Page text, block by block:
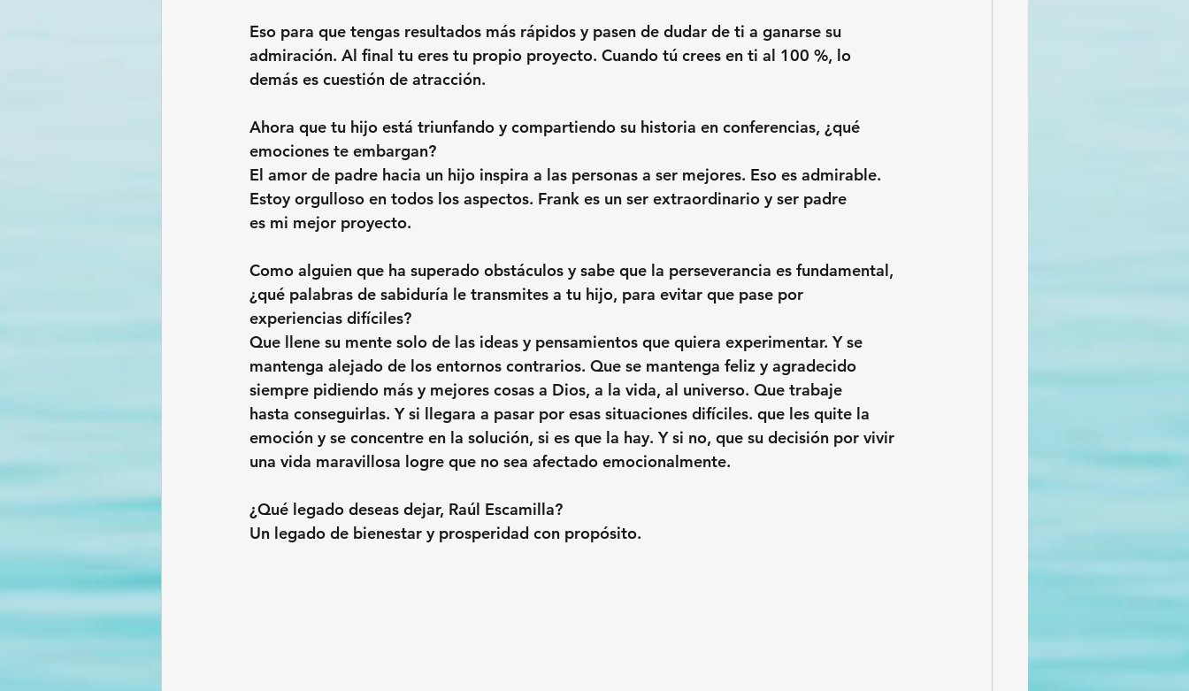
Eso para que tengas resultados más rápidos y pasen de dudar de ti a ganarse su
admiración. Al final tu eres tu propio proyecto. Cuando tú crees en ti al 100 %, lo
demás es cuestión de atracción.
Ahora que tu hijo está triunfando y compartiendo su historia en conferencias, ¿qué
emociones te embargan?
El amor de padre hacia un hijo inspira a las personas a ser mejores. Eso es admirable.
Estoy orgulloso en todos los aspectos. Frank es un ser extraordinario y ser padre
es mi mejor proyecto.
Como alguien que ha superado obstáculos y sabe que la perseverancia es fundamental,
¿qué palabras de sabiduría le transmites a tu hijo, para evitar que pase por
experiencias difíciles?
Que llene su mente solo de las ideas y pensamientos que quiera experimentar. Y se
mantenga alejado de los entornos contrarios. Que se mantenga feliz y agradecido
siempre pidiendo más y mejores cosas a Dios, a la vida, al universo. Que trabaje
hasta conseguirlas. Y si llegara a pasar por esas situaciones difíciles. que les quite la
emoción y se concentre en la solución, si es que la hay. Y si no, que su decisión por vivir
una vida maravillosa logre que no sea afectado emocionalmente.
¿Qué legado deseas dejar, Raúl Escamilla?
Un legado de bienestar y prosperidad con propósito.